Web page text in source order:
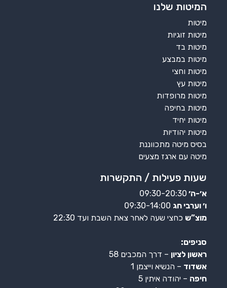
המיטות שלנו
מיטות
מיטות זוגיות
מיטות בד
מיטות במבצע
מיטות וחצי
מיטות עץ
מיטות מרופדות
מיטות בחיפה
מיטות יחיד
מיטות יהודיות
בסיס מיטה מתכווננת
מיטה עם ארגז מצעים
שעות פעילות / התקשרות
א׳-ה׳ 09:30-20:30
ו׳ וערבי חג
מוצ”ש כחצי שעה לאחר צאת השבת ועד 22:30
סניפים:
ראשון לציון – דרך המכבים 58
אשדוד – הנשיא וייצמן 1
חיפה – יהודה איתין 5